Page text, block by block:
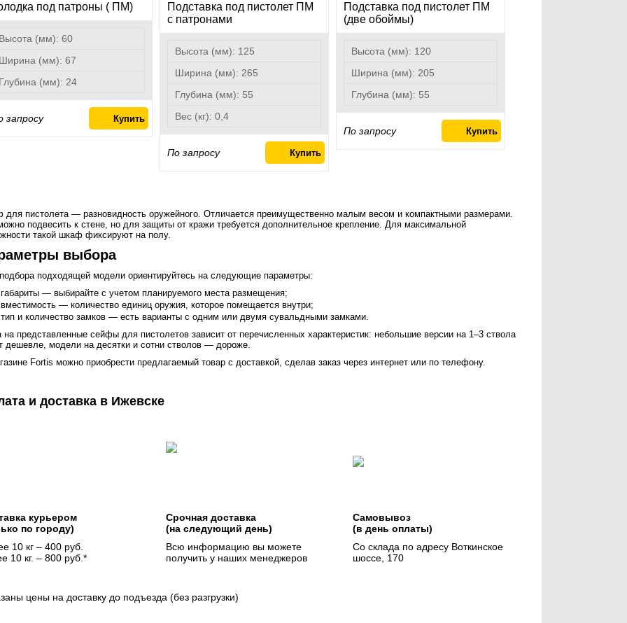
под патроны ( ПМ)
(мм): 60
(мм): 67
(мм): 24
запросу
Подставка под пистолет ПМ
с патронами
Высота (мм): 125
Ширина (мм): 265
Глубина (мм): 55
Вес (кг): 0,4
По запросу
Подставка под пистолет ПМ
(две обоймы)
Высота (мм): 120
Ширина (мм): 205
Глубина (мм): 55
По запросу
для пистолета — разновидность оружейного. Отличается преимущественно малым весом и компактными размерами.
подвесить к стене, но для защиты от кражи требуется дополнительное крепление. Для максимальной
такой шкаф фиксируют на полу.
выбора
подходящей модели ориентируйтесь на следующие параметры:
габариты — выбирайте с учетом планируемого места размещения;
вместимость — количество единиц оружия, которое помещается внутри;
тип и количество замков — есть варианты с одним или двумя сувальдными замками.
на представленные сейфы для пистолетов зависит от перечисленных характеристик: небольшие версии на 1–3 ствола
дешевле, модели на десятки и сотни стволов — дороже.
Fortis можно приобрести предлагаемый товар с доставкой, сделав заказ через интернет или по телефону.
и доставка в Ижевске
курьером
по городу)
10 кг – 400 руб.
10 кг. – 800 руб.*
Срочная доставка
(на следующий день)
Всю информацию вы можете
получить у наших менеджеров
Самовывоз
(в день оплаты)
Со склада по адресу Воткинское
шоссе, 170
цены на доставку до подъезда (без разгрузки)